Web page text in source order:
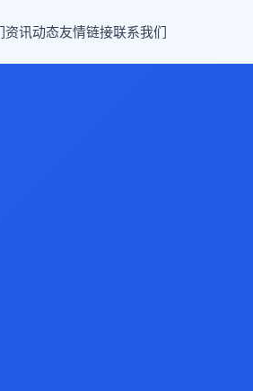
资讯动态友情链接联系我们